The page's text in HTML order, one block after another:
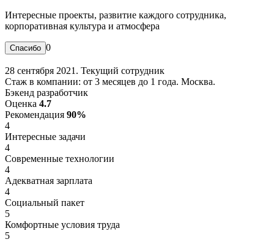
Интересные проекты, развитие каждого сотрудника,
корпоративная культура и атмосфера
0
28 сентября 2021. Текущий сотрудник
Стаж в компании: от 3 месяцев до 1 года. Москва.
Бэкенд разработчик
Оценка 4.7
Рекомендация 90%
4
Интересные задачи
4
Современные технологии
4
Адекватная зарплата
4
Социальный пакет
5
Комфортные условия труда
5